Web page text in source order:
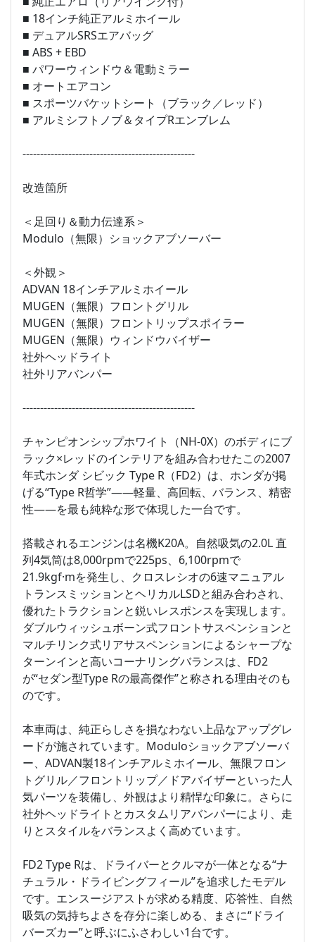
■ 18インチ純正アルミホイール
■ デュアルSRSエアバッグ
■ ABS + EBD
■ パワーウィンドウ＆電動ミラー
■ オートエアコン
■ スポーツバケットシート（ブラック／レッド）
■ アルミシフトノブ＆タイプRエンブレム
-------------------------------------------------
改造箇所
＜足回り＆動力伝達系＞
Modulo（無限）ショックアブソーバー
＜外観＞
ADVAN 18インチアルミホイール
MUGEN（無限）フロントグリル
MUGEN（無限）フロントリップスポイラー
MUGEN（無限）ウィンドウバイザー
社外ヘッドライト
社外リアバンパー
-------------------------------------------------
チャンピオンシップホワイト（NH-0X）のボディにブ
ラック×レッドのインテリアを組み合わせたこの2007
年式ホンダ シビック Type R（FD2）は、ホンダが掲
げる“Type R哲学”――軽量、高回転、バランス、精密
性――を最も純粋な形で体現した一台です。
搭載されるエンジンは名機K20A。自然吸気の2.0L 直
列4気筒は8,000rpmで225ps、6,100rpmで
21.9kgf·mを発生し、クロスレシオの6速マニュアル
トランスミッションとヘリカルLSDと組み合わされ、
優れたトラクションと鋭いレスポンスを実現します。
ダブルウィッシュボーン式フロントサスペンションと
マルチリンク式リアサスペンションによるシャープな
ターンインと高いコーナリングバランスは、FD2
が“セダン型Type Rの最高傑作”と称される理由そのも
のです。
本車両は、純正らしさを損なわない上品なアップグレ
ードが施されています。Moduloショックアブソーバ
ー、ADVAN製18インチアルミホイール、無限フロン
トグリル／フロントリップ／ドアバイザーといった人
気パーツを装備し、外観はより精悍な印象に。さらに
社外ヘッドライトとカスタムリアバンパーにより、走
りとスタイルをバランスよく高めています。
FD2 Type Rは、ドライバーとクルマが一体となる“ナ
チュラル・ドライビングフィール”を追求したモデル
です。エンスージアストが求める精度、応答性、自然
吸気の気持ちよさを存分に楽しめる、まさに“ドライ
バーズカー”と呼ぶにふさわしい1台です。